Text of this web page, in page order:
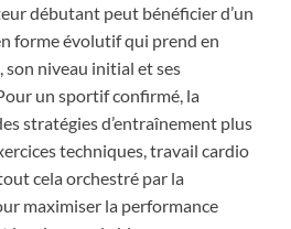
débutant peut bénéficier d’un
forme évolutif qui prend en
niveau initial et ses
un sportif confirmé, la
stratégies d’entraînement plus
techniques, travail cardio
cela orchestré par la
maximiser la performance